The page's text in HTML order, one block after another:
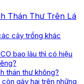
Thán Thư Trên Lá
cây trồng khác
bao lâu thì có hiệu
thán thư không?
gây hại trên những